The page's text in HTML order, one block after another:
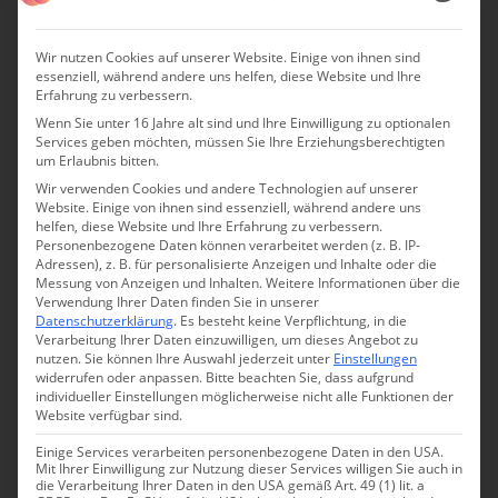
#12 Welches ist die verrückteste Aktivität, die man
in eurer Region machen kann?
Für Verrücktheiten sind die Moselaner nicht bekannt.
Eine schöne Aktivität ist aber sicher der unterirdische
Wein-Nachts-Markt in Traben-Trarbach.
Was man an der Mosel aber unbedingt machen sollte, ist
eine Weinverkostung. Das ist zwar nicht verrückt, aber je
Wir nutzen Cookies auf unserer Website. Einige von ihnen sind
essenziell, während andere uns helfen, diese Website und Ihre
Erfahrung zu verbessern.
Wenn Sie unter 16 Jahre alt sind und Ihre Einwilligung zu optionalen
Services geben möchten, müssen Sie Ihre Erziehungsberechtigten
um Erlaubnis bitten.
Wir verwenden Cookies und andere Technologien auf unserer
Website. Einige von ihnen sind essenziell, während andere uns
helfen, diese Website und Ihre Erfahrung zu verbessern.
Personenbezogene Daten können verarbeitet werden (z. B. IP-
Adressen), z. B. für personalisierte Anzeigen und Inhalte oder die
Messung von Anzeigen und Inhalten.Weitere Informationen über die
Verwendung Ihrer Daten finden Sie in unserer
Datenschutzerklärung. Es besteht keine Verpflichtung, in die
Verarbeitung Ihrer Daten einzuwilligen, um dieses Angebot zu
nutzen.Sie können Ihre Auswahl jederzeit unter Einstellungen
widerrufen oder anpassen. Bitte beachten Sie, dass aufgrund
individueller Einstellungen möglicherweise nicht alle Funktionen der
Website verfügbar sind.
Einige Services verarbeiten personenbezogene Daten in den USA.
Mit Ihrer Einwilligung zur Nutzung dieser Services willigen Sie auch in
die Verarbeitung Ihrer Daten in den USA gemäß Art. 49 (1) lit. a